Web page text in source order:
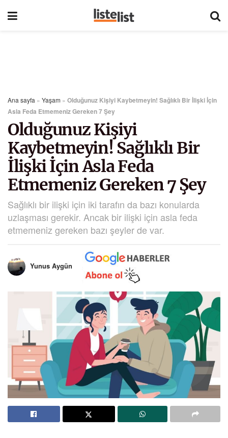
Ana sayfa » Yaşam » Olduğunuz Kişiyi Kaybetmeyin! Sağlıklı Bir İlişki İçin
Asla Feda Etmemeniz Gereken 7 Şey
Olduğunuz Kişiyi
Kaybetmeyin! Sağlıklı Bir
İlişki İçin Asla Feda
Etmemeniz Gereken 7 Şey
Sağlıklı bir ilişki için iki tarafın da bazı konularda
uzlaşması gerekir. Ancak bir ilişki için asla feda
etmemeniz gereken bazı şeyler de var.
Yunus Aygün